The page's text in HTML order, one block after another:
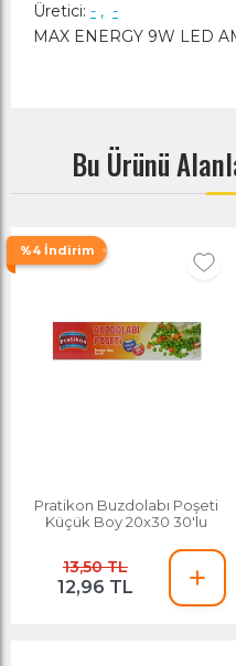
Üretici: - , -
MAX ENERGY 9W LED
Bu Ürünü
%4 İndirim
Pratikon Buzdolabı Poşeti
Küçük Boy 20x30 30'lu
13,50 TL
12,96 TL